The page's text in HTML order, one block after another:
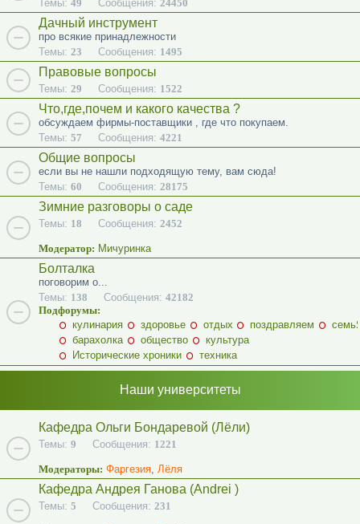
Темы: 49 Сообщения: 24450
Дачный инструмент
про всякие принадлежности
Темы: 23 Сообщения: 1495
Правовые вопросы
Темы: 29 Сообщения: 1522
Что,где,почем и какого качества ?
обсуждаем фирмы-поставщики , где что покупаем.
Темы: 57 Сообщения: 4221
Общие вопросы
если вы не нашли подходящую тему, вам сюда!
Темы: 60 Сообщения: 28175
Зимние разговоры о саде
Темы: 18 Сообщения: 2452
Модератор: Мичуринка
Болталка
поговорим о...
Темы: 138 Сообщения: 42182
Подфорумы:
кулинария
здоровье отдых поздравляем
барахолка
общество
культура
Исторические хроники
техника
Наши университеты
Кафедра Ольги Бондаревой (Лёли)
Темы: 9 Сообщения: 1221
Модераторы: Фаргезия, Лёля
Кафедра Андрея Ганова (Andrei )
Темы: 5 Сообщения: 231